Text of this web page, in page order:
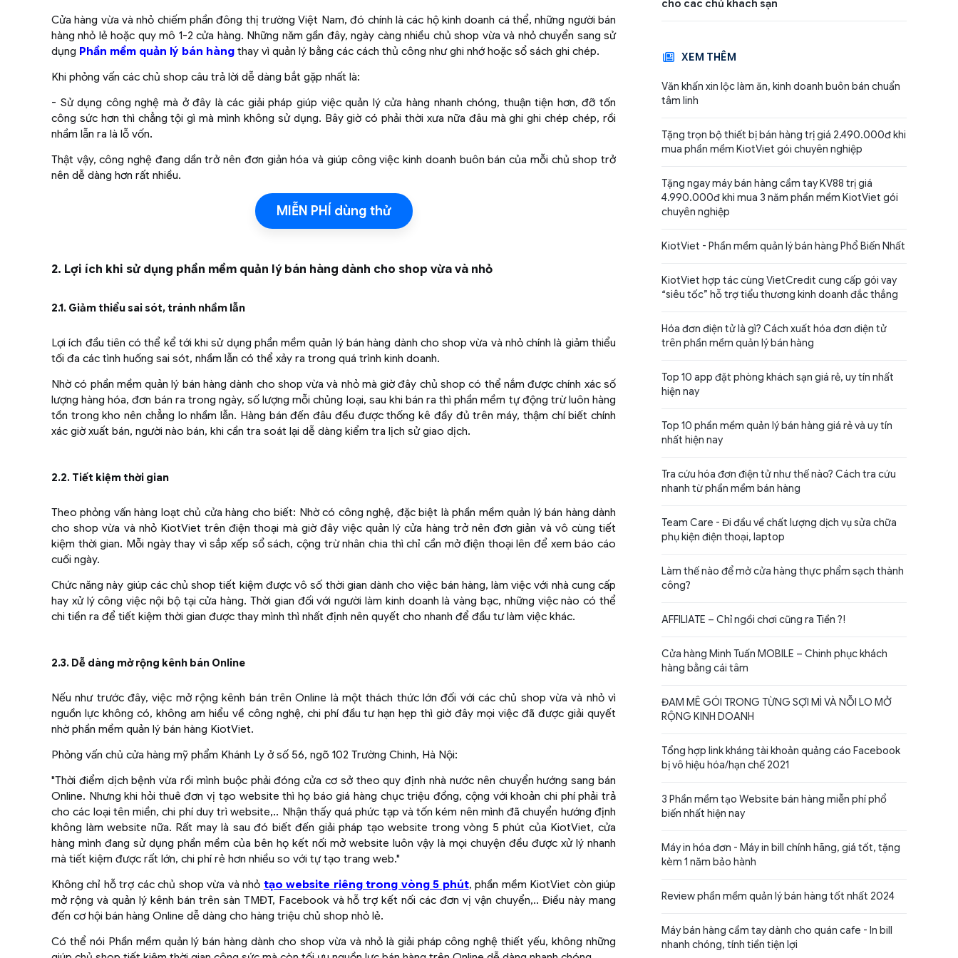
Cửa hàng vừa và nhỏ chiếm phần đông thị trường Việt Nam, đó chính là các hộ kinh doanh cá thể, những người bán
hàng nhỏ lẻ hoặc quy mô 1-2 cửa hàng. Những năm gần đây, ngày càng nhiều chủ shop vừa và nhỏ chuyển sang sử
dụng Phần mềm quản lý bán hàng thay vì quản lý bằng các cách thủ công như ghi nhớ hoặc sổ sách ghi chép.
Khi phỏng vấn các chủ shop câu trả lời dễ dàng bắt gặp nhất là:
- Sử dụng công nghệ mà ở đây là các giải pháp giúp việc quản lý cửa hàng nhanh chóng, thuận tiện hơn, đỡ tốn
công sức hơn thì chẳng tội gì mà mình không sử dụng. Bây giờ có phải thời xưa nữa đâu mà ghi ghi chép chép, rồi
nhầm lẫn ra là lỗ vốn.
Thật vậy, công nghệ đang dần trở nên đơn giản hóa và giúp công việc kinh doanh buôn bán của mỗi chủ shop trở
nên dễ dàng hơn rất nhiều.
MIỄN PHÍ dùng thử
2. Lợi ích khi sử dụng phần mềm quản lý bán hàng dành cho shop vừa và nhỏ
2.1. Giảm thiểu sai sót, tránh nhầm lẫn
Lợi ích đầu tiên có thể kể tới khi sử dụng phần mềm quản lý bán hàng dành cho shop vừa và nhỏ chính là giảm thiểu
tối đa các tình huống sai sót, nhầm lẫn có thể xảy ra trong quá trình kinh doanh.
Nhờ có phần mềm quản lý bán hàng dành cho shop vừa và nhỏ mà giờ đây chủ shop có thể nắm được chính xác số
lượng hàng hóa, đơn bán ra trong ngày, số lượng mỗi chủng loại, sau khi bán ra thì phần mềm tự động trừ luôn hàng
tồn trong kho nên chẳng lo nhầm lẫn. Hàng bán đến đâu đều được thống kê đầy đủ trên máy, thậm chí biết chính
xác giờ xuất bán, người nào bán, khi cần tra soát lại dễ dàng kiểm tra lịch sử giao dịch.
2.2. Tiết kiệm thời gian
Theo phỏng vấn hàng loạt chủ cửa hàng cho biết: Nhờ có công nghệ, đặc biệt là phần mềm quản lý bán hàng dành
cho shop vừa và nhỏ KiotViet trên điện thoại mà giờ đây việc quản lý cửa hàng trở nên đơn giản và vô cùng tiết
kiệm thời gian. Mỗi ngày thay vì sắp xếp sổ sách, cộng trừ nhân chia thì chỉ cần mở điện thoại lên để xem báo cáo
cuối ngày.
Chức năng này giúp các chủ shop tiết kiệm được vô số thời gian dành cho việc bán hàng, làm việc với nhà cung cấp
hay xử lý công việc nội bộ tại cửa hàng. Thời gian đối với người làm kinh doanh là vàng bạc, những việc nào có thể
chi tiền ra để tiết kiệm thời gian được thay mình thì nhất định nên quyết cho nhanh để đầu tư làm việc khác.
2.3. Dễ dàng mở rộng kênh bán Online
Nếu như trước đây, việc mở rộng kênh bán trên Online là một thách thức lớn đối với các chủ shop vừa và nhỏ vì
nguồn lực không có, không am hiểu về công nghệ, chi phí đầu tư hạn hẹp thì giờ đây mọi việc đã được giải quyết
nhờ phần mềm quản lý bán hàng KiotViet.
Phỏng vấn chủ cửa hàng mỹ phẩm Khánh Ly ở số 56, ngõ 102 Trường Chinh, Hà Nội:
"Thời điểm dịch bệnh vừa rồi mình buộc phải đóng cửa cơ sở theo quy định nhà nước nên chuyển hướng sang bán
Online. Nhưng khi hỏi thuê đơn vị tạo website thì họ báo giá hàng chục triệu đồng, cộng với khoản chi phí phải trả
cho các loại tên miền, chi phí duy trì website,.. Nhận thấy quá phức tạp và tốn kém nên mình đã chuyển hướng định
không làm website nữa. Rất may là sau đó biết đến giải pháp tạo website trong vòng 5 phút của KiotViet, cửa
hàng mình đang sử dụng phần mềm của bên họ kết nối mở website luôn vậy là mọi chuyện đều được xử lý nhanh
mà tiết kiệm được rất lớn, chi phí rẻ hơn nhiều so với tự tạo trang web."
Không chỉ hỗ trợ các chủ shop vừa và nhỏ tạo website riêng trong vòng 5 phút, phần mềm KiotViet còn giúp
mở rộng và quản lý kênh bán trên sàn TMĐT, Facebook và hỗ trợ kết nối các đơn vị vận chuyển,.. Điều này mang
đến cơ hội bán hàng Online dễ dàng cho hàng triệu chủ shop nhỏ lẻ.
Có thể nói Phần mềm quản lý bán hàng dành cho shop vừa và nhỏ là giải pháp công nghệ thiết yếu, không những
cho các chủ khách sạn
XEM THÊM
Văn khấn xin lộc làm ăn, kinh doanh buôn bán chuẩn
tâm linh
Tặng trọn bộ thiết bị bán hàng trị giá 2.490.000đ khi
mua phần mềm KiotViet gói chuyên nghiệp
Tặng ngay máy bán hàng cầm tay KV88 trị giá
4.990.000đ khi mua 3 năm phần mềm KiotViet gói
chuyên nghiệp
KiotViet - Phần mềm quản lý bán hàng Phổ Biến Nhất
KiotViet hợp tác cùng VietCredit cung cấp gói vay
“siêu tốc” hỗ trợ tiểu thương kinh doanh đắc thắng
Hóa đơn điện tử là gì? Cách xuất hóa đơn điện tử
trên phần mềm quản lý bán hàng
Top 10 app đặt phòng khách sạn giá rẻ, uy tín nhất
hiện nay
Top 10 phần mềm quản lý bán hàng giá rẻ và uy tín
nhất hiện nay
Tra cứu hóa đơn điện tử như thế nào? Cách tra cứu
nhanh từ phần mềm bán hàng
Team Care - Đi đầu về chất lượng dịch vụ sửa chữa
phụ kiện điện thoại, laptop
Làm thế nào để mở cửa hàng thực phẩm sạch thành
công?
AFFILIATE – Chỉ ngồi chơi cũng ra Tiền ?!
Cửa hàng Minh Tuấn MOBILE – Chinh phục khách
hàng bằng cái tâm
ĐAM MÊ GÓI TRONG TỪNG SỢI MÌ VÀ NỖI LO MỞ
RỘNG KINH DOANH
Tổng hợp link kháng tài khoản quảng cáo Facebook
bị vô hiệu hóa/hạn chế 2021
3 Phần mềm tạo Website bán hàng miễn phí phổ
biến nhất hiện nay
Máy in hóa đơn - Máy in bill chính hãng, giá tốt, tặng
kèm 1 năm bảo hành
Review phần mềm quản lý bán hàng tốt nhất 2024
Máy bán hàng cầm tay dành cho quán cafe - In bill
nhanh chóng, tính tiền tiện lợi